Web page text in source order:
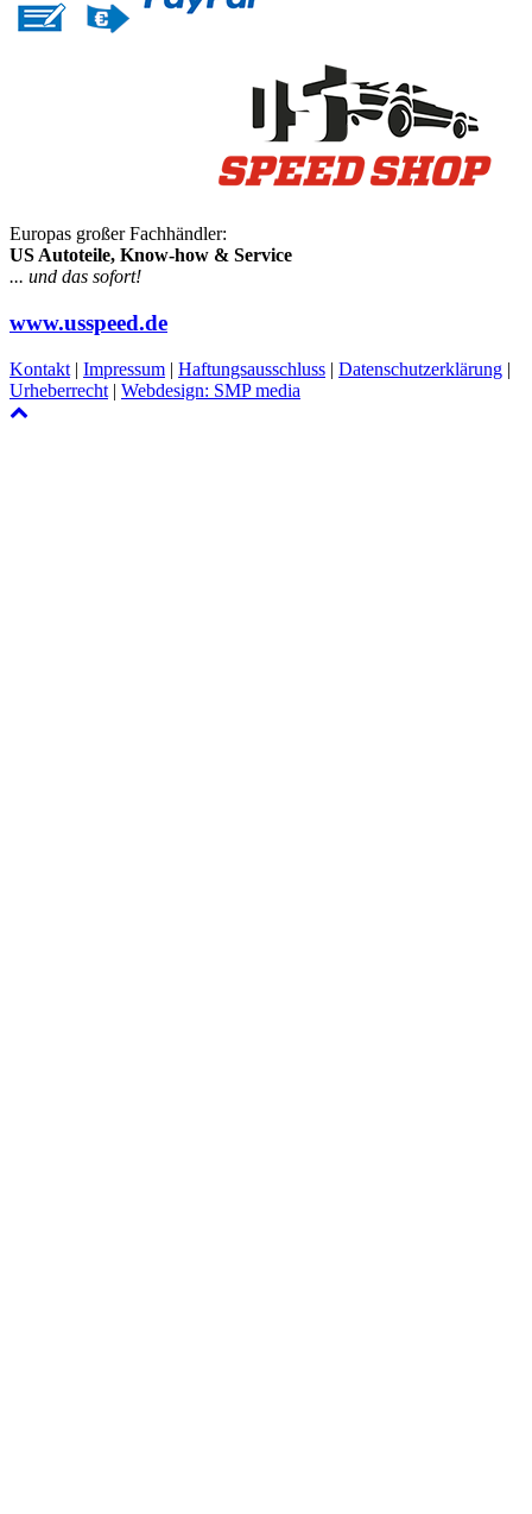
Europas großer Fachhändler:
US Autoteile, Know-how & Service
... und das sofort!
www.usspeed.de
Kontakt | Impressum | Haftungsausschluss | Datenschutzerklärung |
Urheberrecht | Webdesign: SMP media